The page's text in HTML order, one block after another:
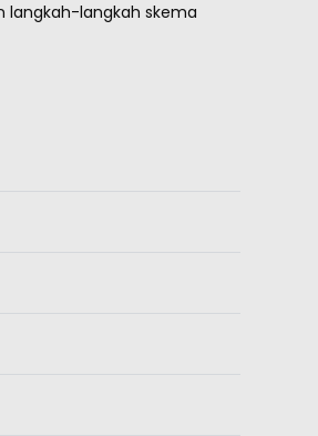
langkah-langkah skema